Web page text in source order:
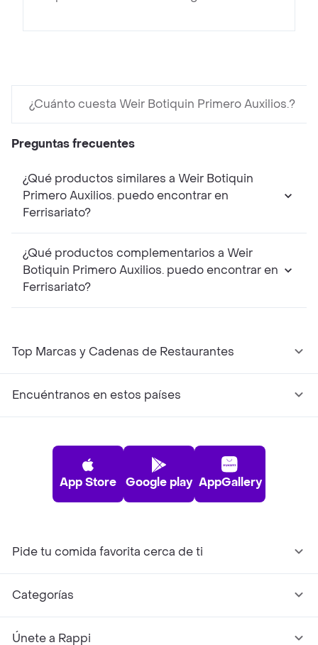
¿Cuánto cuesta Weir Botiquin Primero Auxilios.?
Preguntas frecuentes
¿Qué productos similares a Weir Botiquin
Primero Auxilios. puedo encontrar en
Ferrisariato?
¿Qué productos complementarios a Weir
Botiquin Primero Auxilios. puedo encontrar en
Ferrisariato?
Top Marcas y Cadenas de Restaurantes
Encuéntranos en estos países
App Store Google play AppGallery
Pide tu comida favorita cerca de ti
Categorías
Únete a Rappi